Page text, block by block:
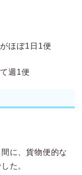
ほぼ1日1便
週1便
に、貨物便的な
た。